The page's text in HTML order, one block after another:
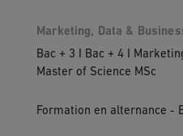
Marketing, Data &
Bac + 3 I Bac + 4 I
Master of Science MSc
Formation en alternance -